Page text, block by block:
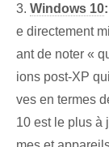
3. Windows 10:
e directement
ant de noter «
ions post-XP
ves en termes
10 est le plus à